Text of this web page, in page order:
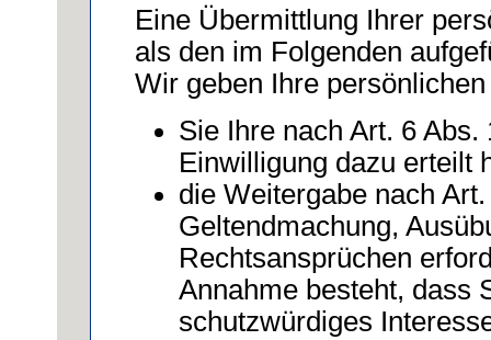
Eine Übermittlung Ihrer
als den im Folgenden
Wir geben Ihre
Sie Ihre nach Art. 6
Einwilligung dazu erteilt
die Weitergabe nach
Geltendmachung,
Rechtsansprüchen
Annahme besteht, dass
schutzwürdiges